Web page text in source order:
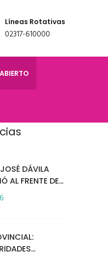
Líneas Rotativas
02317-610000
DÁVILA
AL FRENTE DE
COMUNAL